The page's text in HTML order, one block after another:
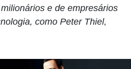
e de empresários
como Peter Thiel,